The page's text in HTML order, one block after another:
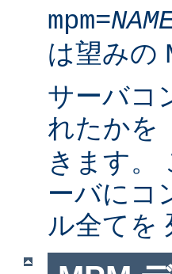
mpm=
は望みの
サーバコ
れたかを
きます。
ーバにコ
ル全てを